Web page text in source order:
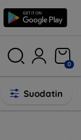
0
Suodatin